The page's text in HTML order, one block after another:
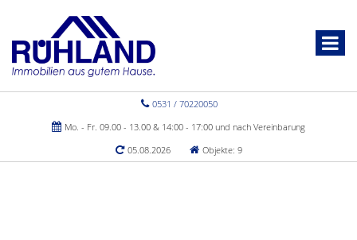
0531 / 70220050
Mo. - Fr. 09.00 - 13.00 & 14:00 - 17:00 und nach Vereinbarung
05.08.2026
Objekte: 9